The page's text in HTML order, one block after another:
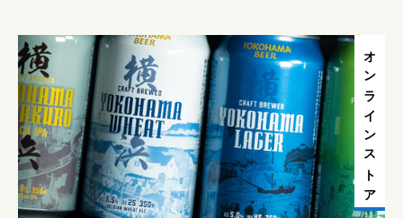
:
¥
1
,
9
8
0
–
¥
:
¥
0
–
¥
オンラインストア